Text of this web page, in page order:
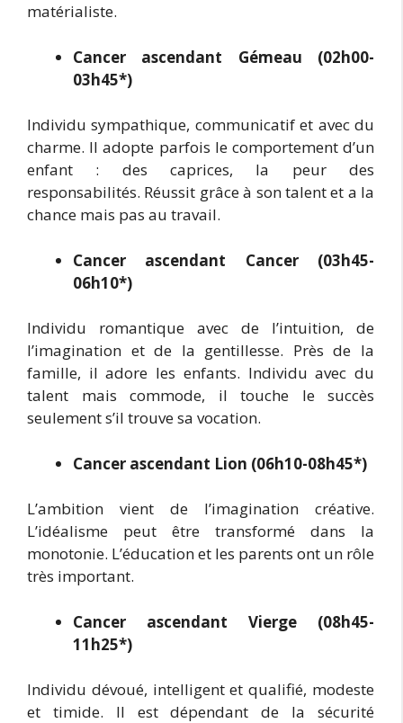
matérialiste.
Cancer ascendant Gémeau (02h00-
03h45*)
Individu sympathique, communicatif et avec du
charme. Il adopte parfois le comportement d’un
enfant : des caprices, la peur des
responsabilités. Réussit grâce à son talent et a la
chance mais pas au travail.
Cancer ascendant Cancer (03h45-
06h10*)
Individu romantique avec de l’intuition, de
l’imagination et de la gentillesse. Près de la
famille, il adore les enfants. Individu avec du
talent mais commode, il touche le succès
seulement s’il trouve sa vocation.
Cancer ascendant Lion (06h10-08h45*)
L’ambition vient de l’imagination créative.
L’idéalisme peut être transformé dans la
monotonie. L’éducation et les parents ont un rôle
très important.
Cancer ascendant Vierge (08h45-
11h25*)
Individu dévoué, intelligent et qualifié, modeste
et timide. Il est dépendant de la sécurité